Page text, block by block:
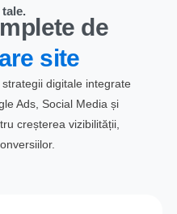
tale.
de
site
digitale integrate
Ads, Social Media și
creșterea vizibilității,